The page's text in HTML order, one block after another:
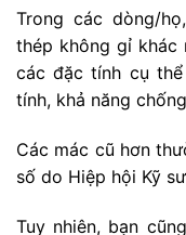
Trong các dòng/
thép không gỉ khác
các đặc tính cụ
tính, khả năng
Các mác cũ hơn
số do Hiệp hội Kỹ
Tuy nhiên, bạn